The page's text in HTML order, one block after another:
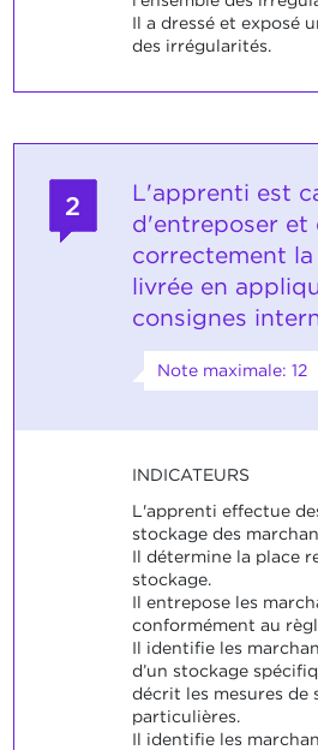
Il a dressé et exposé
des irrégularités.
2
L'apprenti est
d'entreposer et
correctement
livrée en
consignes
Note maximale: 12
INDICATEURS
L'apprenti effectue
stockage des
Il détermine la place
stockage.
Il entrepose les
conformément au
Il identifie les
d’un stockage
décrit les mesures de
particulières.
Il identifie les